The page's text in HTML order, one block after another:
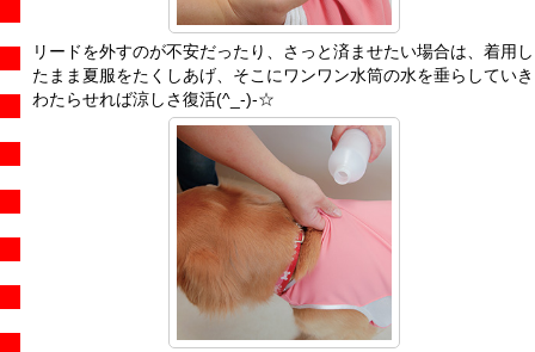
リードを外すのが不安だったり、さっと済ませたい場合は、着用し
たまま夏服をたくしあげ、そこにワンワン水筒の水を垂らしていき
わたらせれば涼しさ復活(^_-)-☆